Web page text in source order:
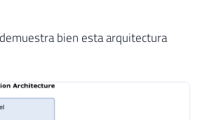
bien esta arquitectura